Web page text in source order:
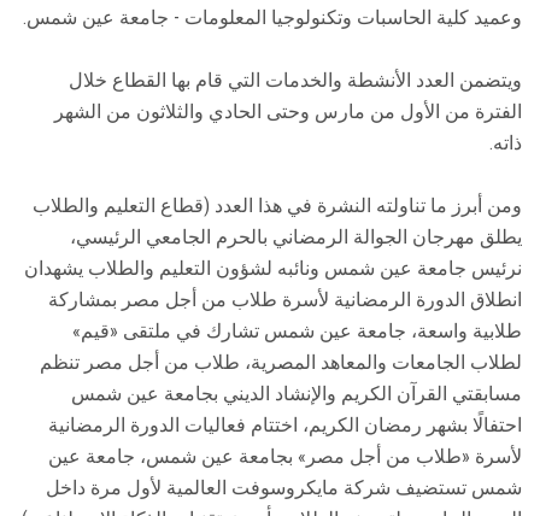
وعميد كلية الحاسبات وتكنولوجيا المعلومات - جامعة عين شمس.
ويتضمن العدد الأنشطة والخدمات التي قام بها القطاع خلال
الفترة من الأول من مارس وحتى الحادي والثلاثون من الشهر
ذاته.
ومن أبرز ما تناولته النشرة في هذا العدد (قطاع التعليم والطلاب
يطلق مهرجان الجوالة الرمضاني بالحرم الجامعي الرئيسي،
نرئيس جامعة عين شمس ونائبه لشؤون التعليم والطلاب يشهدان
انطلاق الدورة الرمضانية لأسرة طلاب من أجل مصر بمشاركة
طلابية واسعة، جامعة عين شمس تشارك في ملتقى «قيم»
لطلاب الجامعات والمعاهد المصرية، طلاب من أجل مصر تنظم
مسابقتي القرآن الكريم والإنشاد الديني بجامعة عين شمس
احتفالًا بشهر رمضان الكريم، اختتام فعاليات الدورة الرمضانية
لأسرة «طلاب من أجل مصر» بجامعة عين شمس، جامعة عين
شمس تستضيف شركة مايكروسوفت العالمية لأول مرة داخل